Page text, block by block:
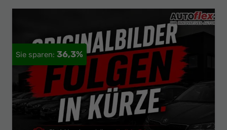
36,3%